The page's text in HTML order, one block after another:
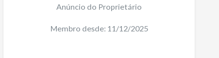
Anúncio do Proprietário
Membro desde: 11/12/2025